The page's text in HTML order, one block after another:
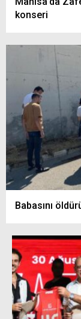
konseri
Babasını